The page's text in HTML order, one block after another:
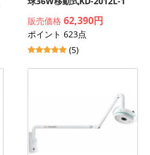
販売価格 62,390円
ポイント 623点
(5)